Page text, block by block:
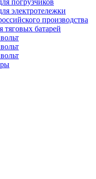
погрузчиков
электротележки
производства
тяговых батарей